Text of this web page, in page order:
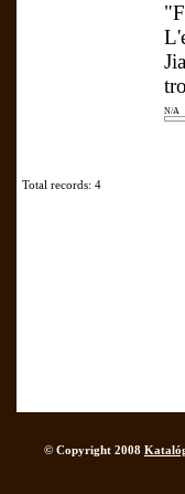
N/A
Total records: 4
© Copyright 2008